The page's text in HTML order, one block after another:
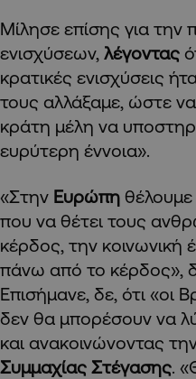
Μίλησε επίσης για την
ενισχύσεων, λέγοντας
κρατικές ενισχύσεις
τους αλλάξαμε, ώστε να
κράτη μέλη να
ευρύτερη έννοια».
«Στην Ευρώπη θέλουμε
που να θέτει τους
κέρδος, την κοινωνική
πάνω από το κέρδος»,
Επισήμανε, δε, ότι «οι
δεν θα μπορέσουν να
και ανακοινώνοντας
Συμμαχίας Στέγασης .